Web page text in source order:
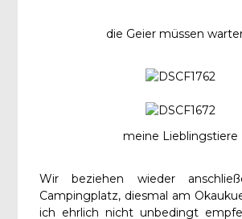
die Geier müssen
meine Lieblingstiere
Wir beziehen wieder
Campingplatz, diesmal am
ich ehrlich nicht unbedingt